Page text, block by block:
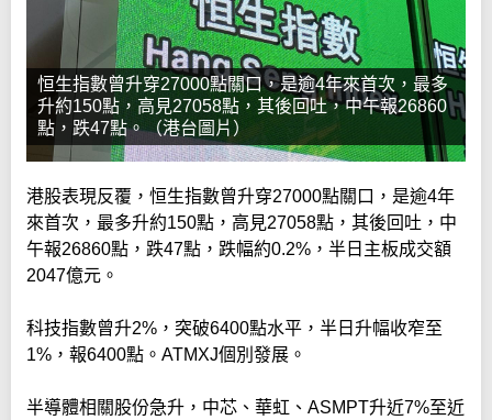
恒生指數曾升穿27000點關口，是逾4年來首次，最多
升約150點，高見27058點，其後回吐，中午報26860
點，跌47點。（港台圖片）
港股表現反覆，恒生指數曾升穿27000點關口，是逾4年
來首次，最多升約150點，高見27058點，其後回吐，中
午報26860點，跌47點，跌幅約0.2%，半日主板成交額
2047億元。
科技指數曾升2%，突破6400點水平，半日升幅收窄至
1%，報6400點。ATMXJ個別發展。
半導體相關股份急升，中芯、華虹、ASMPT升近7%至近